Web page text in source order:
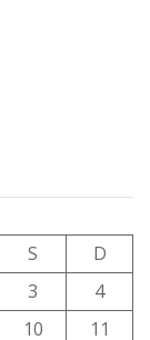
S
D
3
4
10 11